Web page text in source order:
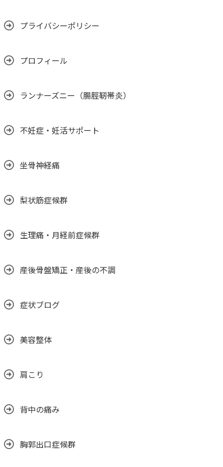
プライバシーポリシー
プロフィール
ランナーズニー（腸脛靭帯炎）
不妊症・妊活サポート
坐骨神経痛
梨状筋症候群
生理痛・月経前症候群
産後骨盤矯正・産後の不調
症状ブログ
美容整体
肩こり
背中の痛み
胸郭出口症候群